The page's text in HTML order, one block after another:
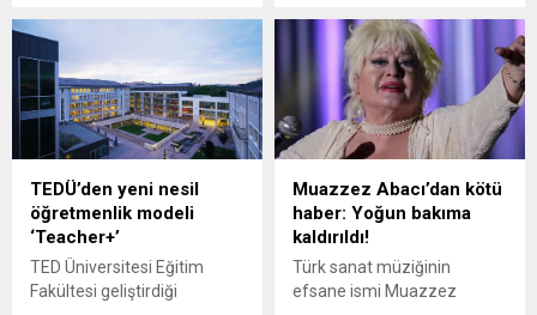
üzerinde hasta organ
bekliyor; bağışlar yetersiz
kalıyor." dedi.
organizasyonlar, küresel
kurumlar hiçbir fonksiyon,
hiçbir işlev taşımıyor" dedi.
TEDÜ’den yeni nesil
öğretmenlik modeli
‘Teacher+’
TED Üniversitesi Eğitim
Fakültesi geliştirdiği
Muazzez Abacı’dan kötü
haber: Yoğun bakıma
kaldırıldı!
Türk sanat müziğinin
efsane ismi Muazzez